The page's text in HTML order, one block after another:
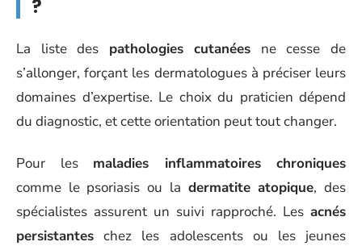
?
La liste des pathologies cutanées ne cesse de
s’allonger, forçant les dermatologues à préciser leurs
domaines d’expertise. Le choix du praticien dépend
du diagnostic, et cette orientation peut tout changer.
Pour les maladies inflammatoires chroniques
comme le psoriasis ou la dermatite atopique, des
spécialistes assurent un suivi rapproché. Les acnés
persistantes chez les adolescents ou les jeunes